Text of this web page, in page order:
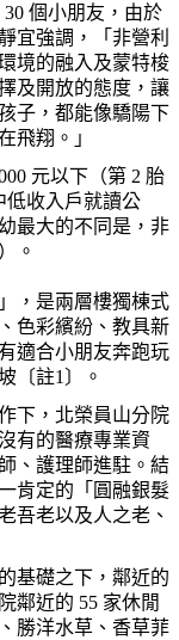
個小朋友，由於
宜強調，「非營利
境的融入及蒙特梭
及開放的態度，讓
子，都能像驕陽下
飛翔。」
元以下（第 2 胎
低收入戶就讀公
最大的不同是，非
。
，是兩層樓獨棟式
色彩繽紛、教具新
適合小朋友奔跑玩
〔註1〕。
下，北榮員山分院
有的醫療專業資
、護理師進駐。結
肯定的「圓融銀髮
吾老以及人之老、
基礎之下，鄰近的
鄰近的 55 家休閒
勝洋水草、香草菲